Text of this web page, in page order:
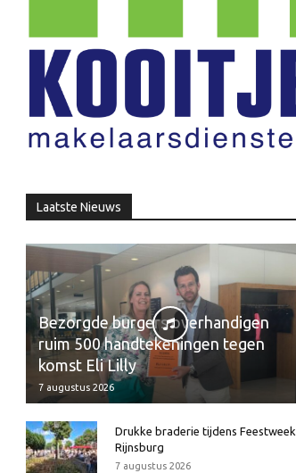
Laatste Nieuws
Bezorgde burgers overhandigen
ruim 500 handtekeningen tegen
komst Eli Lilly
7 augustus 2026
Drukke braderie tijdens Feestweek
Rijnsburg
7 augustus 2026